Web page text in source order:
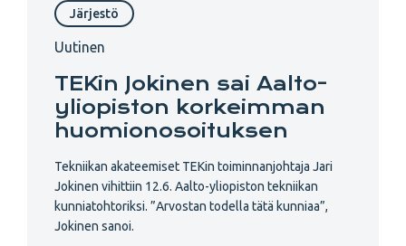
Järjestö
Uutinen
TEKin Jokinen sai Aalto-
yliopiston korkeimman
huomionosoituksen
Tekniikan akateemiset TEKin toiminnanjohtaja Jari
Jokinen vihittiin 12.6. Aalto-yliopiston tekniikan
kunniatohtoriksi. ”Arvostan todella tätä kunniaa”,
Jokinen sanoi.